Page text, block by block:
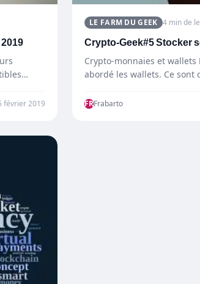
février 2019
LE FARM DU GEEK 4 min de
Crypto-Geek#5 Stocker
Crypto-monnaies et wallets
abordé les wallets. Ce
FRFrabarto